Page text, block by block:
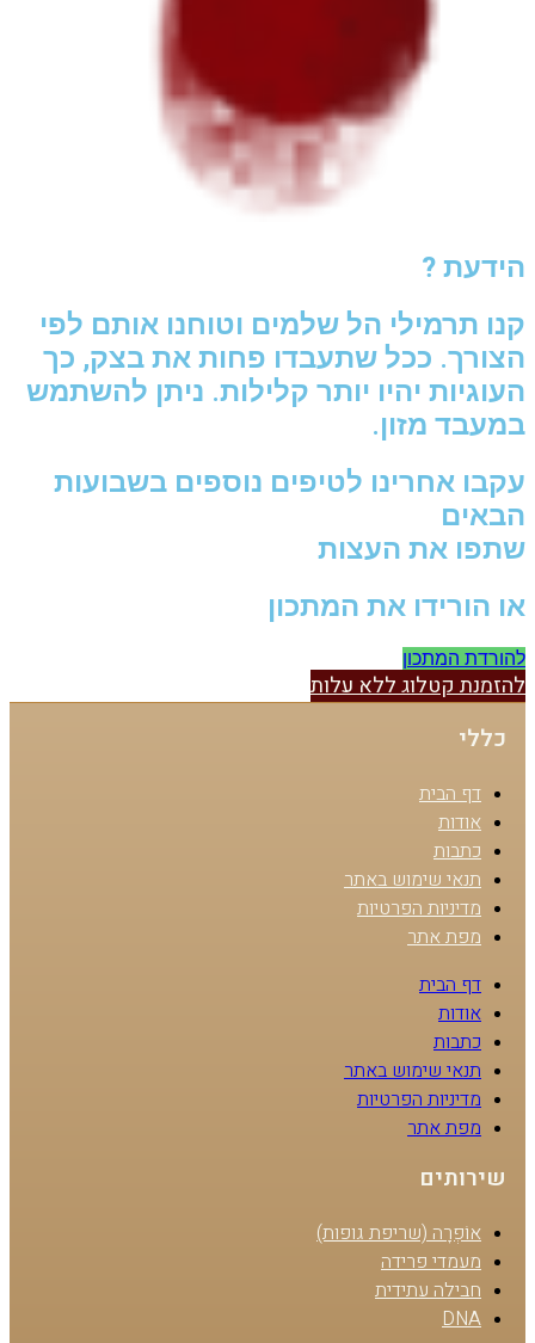
הידעת ?
קנו תרמילי הל שלמים וטוחנו אותם לפי
הצורך. ככל שתעבדו פחות את בצק, כך
העוגיות יהיו יותר קלילות. ניתן להשתמש
במעבד מזון.
עקבו אחרינו לטיפים נוספים בשבועות
הבאים
שתפו את העצות
או הורידו את המתכון
להורדת המתכון
להזמנת קטלוג ללא עלות
כללי
דף הבית
אודות
כתבות
תנאי שימוש באתר
מדיניות הפרטיות
מפת אתר
דף הבית
אודות
כתבות
תנאי שימוש באתר
מדיניות הפרטיות
מפת אתר
שירותים
אוֹפְרָה (שריפת גופות)
מעמדי פרידה
חבילה עתידית
DNA